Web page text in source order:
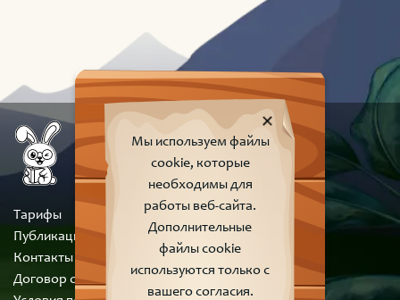
Тарифы
Публикации
Контакты
Договор оферты
Мы используем файлы
cookie, которые
необходимы для
работы веб-сайта.
Дополнительные
файлы cookie
используются только с
вашего согласия.